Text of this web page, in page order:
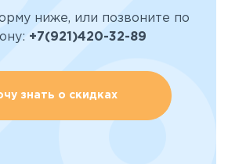
ниже, или позвоните по
+7(921)420-32-89
знать о скидках